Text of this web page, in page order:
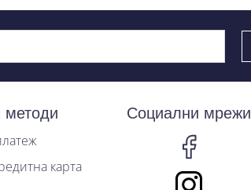
методи
карта
Социални мрежи